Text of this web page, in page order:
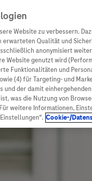
Arzneimittel
Arzneimittel
Website zu verbessern.
erwarteten Qualität und
anonymisiert
Website genutzt wird
Funktionalitäten und
(4) für Targeting- und
der damit
was die Nutzung von
weitere Informationen,
Cookie-/